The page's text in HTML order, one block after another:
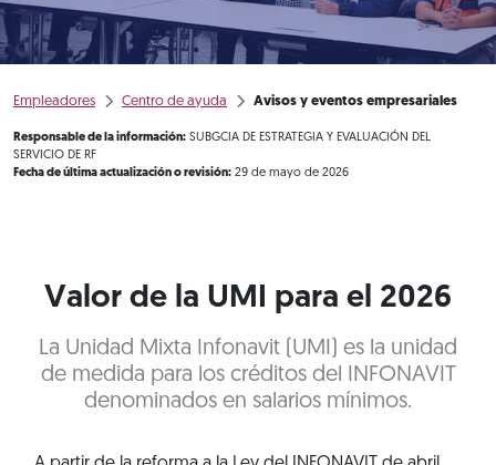
Empleadores Centro de ayuda Avisos y eventos empresariales
Responsable de la información: SUBGCIA DE ESTRATEGIA Y EVALUACIÓN DEL
SERVICIO DE RF
Fecha de última actualización o revisión: 29 de mayo de 2026
Valor de la UMI para el 2026
La Unidad Mixta Infonavit (UMI) es la unidad
de medida para los créditos del INFONAVIT
denominados en salarios mínimos.